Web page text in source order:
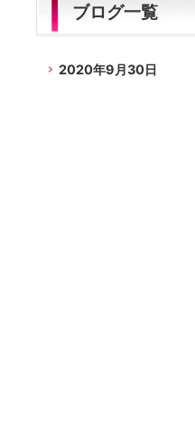
ブログ一覧
2020年9月30日